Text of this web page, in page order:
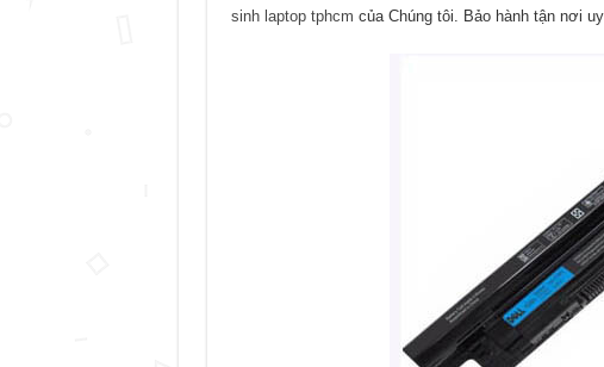
sinh laptop tphcm của Chúng tôi. Bảo hành tận nơi